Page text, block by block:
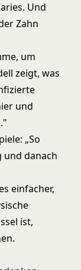
Und
Zahn
um
zeigt, was
und
„So
und danach
einfacher,
ist,